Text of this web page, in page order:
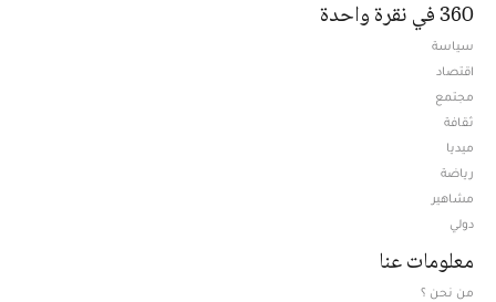
360 في نقرة واحدة
سياسة
اقتصاد
مجتمع
ثقافة
ميديا
رياضة
مشاهير
دولي
معلومات عنا
من نحن ؟